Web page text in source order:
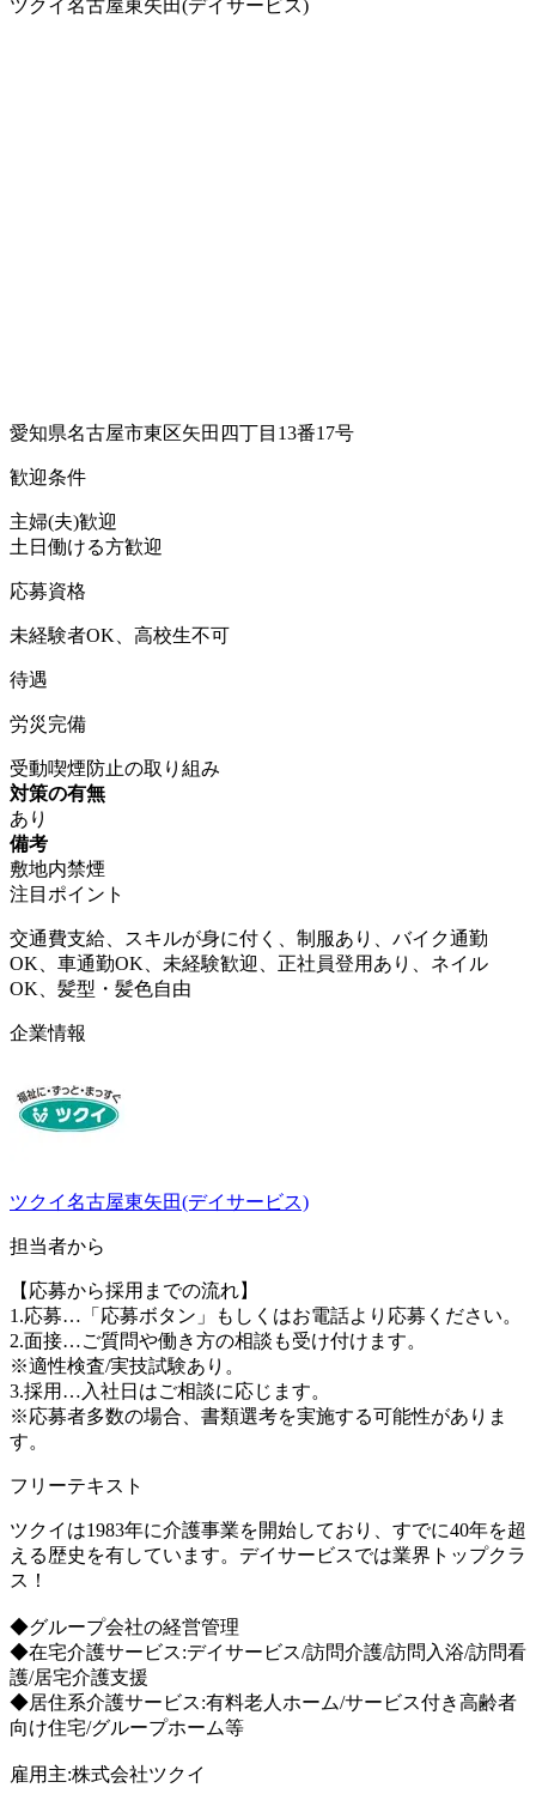
ツクイ名古屋東矢田(デイサービス)
愛知県名古屋市東区矢田四丁目13番17号
歓迎条件
主婦(夫)歓迎
土日働ける方歓迎
応募資格
未経験者OK、高校生不可
待遇
労災完備
受動喫煙防止の取り組み
対策の有無
あり
備考
敷地内禁煙
注目ポイント
交通費支給、スキルが身に付く、制服あり、バイク通勤
OK、車通勤OK、未経験歓迎、正社員登用あり、ネイル
OK、髪型・髪色自由
企業情報
ツクイ名古屋東矢田(デイサービス)
担当者から
【応募から採用までの流れ】
1.応募…「応募ボタン」もしくはお電話より応募ください。
2.面接…ご質問や働き方の相談も受け付けます。
※適性検査/実技試験あり。
3.採用…入社日はご相談に応じます。
※応募者多数の場合、書類選考を実施する可能性がありま
す。
フリーテキスト
ツクイは1983年に介護事業を開始しており、すでに40年を超
える歴史を有しています。デイサービスでは業界トップクラ
ス！
◆グループ会社の経営管理
◆在宅介護サービス:デイサービス/訪問介護/訪問入浴/訪問看
護/居宅介護支援
◆居住系介護サービス:有料老人ホーム/サービス付き高齢者
向け住宅/グループホーム等
雇用主:株式会社ツクイ